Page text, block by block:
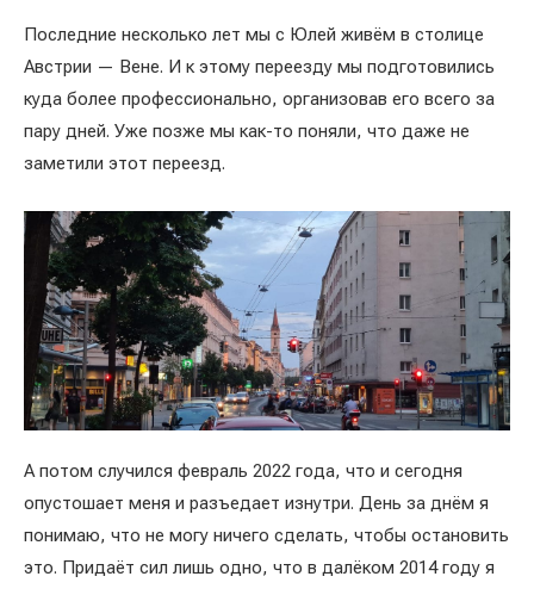
Последние несколько лет мы с Юлей живём в столице
Австрии — Вене. И к этому переезду мы подготовились
куда более профессионально, организовав его всего за
пару дней. Уже позже мы как-то поняли, что даже не
заметили этот переезд.
А потом случился февраль 2022 года, что и сегодня
опустошает меня и разъедает изнутри. День за днём я
понимаю, что не могу ничего сделать, чтобы остановить
это. Придаёт сил лишь одно, что в далёком 2014 году я